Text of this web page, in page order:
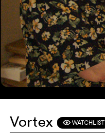
Vortex FWATCHLIST